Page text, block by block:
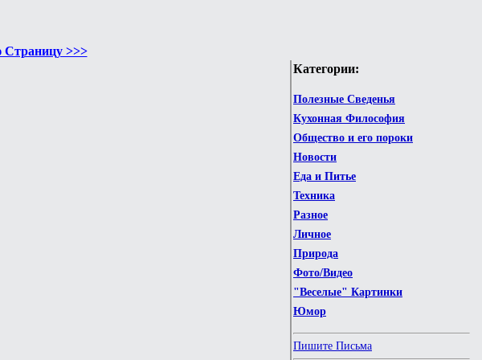
Страницу >>>
Категории:
Полезные Сведенья
Кухонная Философия
Общество и его пороки
Новости
Еда и Питье
Техника
Разное
Личное
Природа
Фото/Видео
"Веселые" Картинки
Юмор
Пишите Письма